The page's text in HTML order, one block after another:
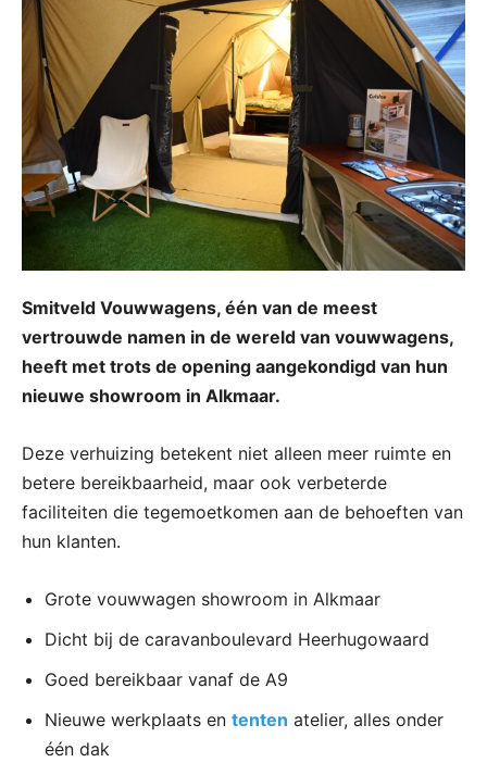
Smitveld Vouwwagens, één van de meest
vertrouwde namen in de wereld van vouwwagens,
heeft met trots de opening aangekondigd van hun
nieuwe showroom in Alkmaar.
Deze verhuizing betekent niet alleen meer ruimte en
betere bereikbaarheid, maar ook verbeterde
faciliteiten die tegemoetkomen aan de behoeften van
hun klanten.
Grote vouwwagen showroom in Alkmaar
Dicht bij de caravanboulevard Heerhugowaard
Goed bereikbaar vanaf de A9
Nieuwe werkplaats en tenten atelier, alles onder
één dak